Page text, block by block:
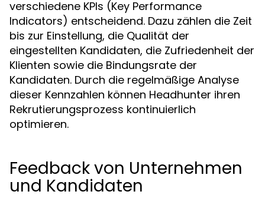
verschiedene KPIs (Key Performance
Indicators) entscheidend. Dazu zählen die Zeit
bis zur Einstellung, die Qualität der
eingestellten Kandidaten, die Zufriedenheit der
Klienten sowie die Bindungsrate der
Kandidaten. Durch die regelmäßige Analyse
dieser Kennzahlen können Headhunter ihren
Rekrutierungsprozess kontinuierlich
optimieren.
Feedback von Unternehmen
und Kandidaten